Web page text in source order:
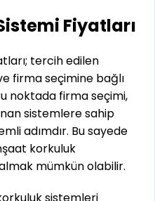
Fiyatları
tercih edilen
firma seçimine bağlı
noktada firma seçimi,
sistemlere sahip
adımdır. Bu sayede
korkuluk
mümkün olabilir.